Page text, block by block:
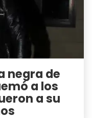
negra de
a los
a su